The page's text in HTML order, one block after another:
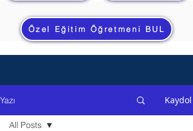
Özel Eğitim Öğretmeni BUL
Yazı Kaydol
All Posts